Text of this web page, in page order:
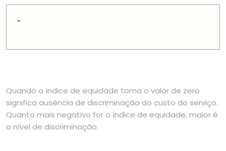
-
Quando o índice de equidade toma o valor de zero
significa ausência de discriminação do custo do serviço.
Quanto mais negativo for o índice de equidade, maior é
o nível de discriminação.